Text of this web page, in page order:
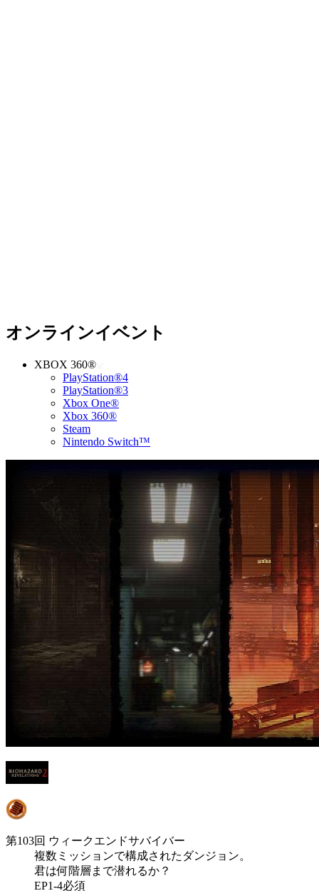
オンラインイベント
XBOX 360®
PlayStation®4
PlayStation®3
Xbox One®
Xbox 360®
Steam
Nintendo Switch™
第103回 ウィークエンドサバイバー
複数ミッションで構成されたダンジョン。
君は何階層まで潜れるか？
EP1-4必須